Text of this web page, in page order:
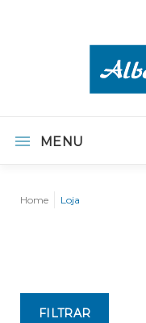
MENU
Home Loja
FILTRAR